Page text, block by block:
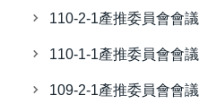
110-2-1產推委員會會
110-1-1產推委員會會
109-2-1產推委員會會